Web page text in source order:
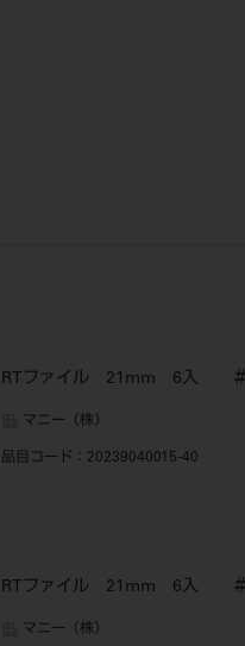
RTファイル 21mm 6入 ＃
マニー（株）
品目コード ：20239040015-40
RTファイル 21mm 6入
マニー（株）